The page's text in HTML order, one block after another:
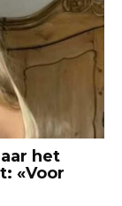
het
«Voor